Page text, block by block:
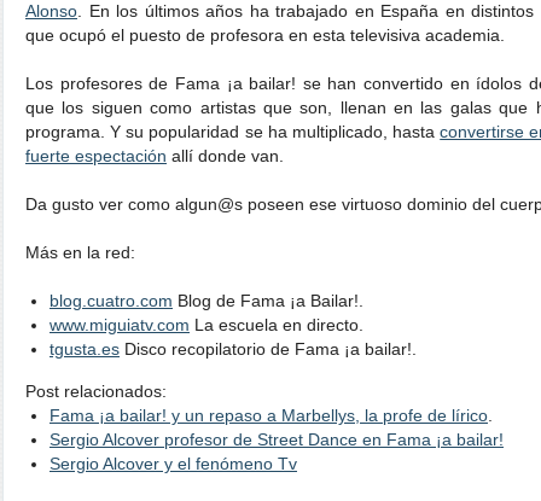
Alonso . En los últimos años ha trabajado en España en
que ocupó el puesto de profesora en esta televisiva academia.
Los profesores de Fama ¡a bailar! se han convertido en ídolos
que los siguen como artistas que son, llenan en las galas que
programa. Y su popularidad se ha multiplicado, hastaconvertirse
fuerte espectación allí donde van.
Da gusto ver como algun@s poseen ese virtuoso dominio del
Más en la red:
blog.cuatro.com Blog de Fama ¡a Bailar!.
www.miguiatv.com La escuela en directo.
tgusta.es Disco recopilatorio de Fama ¡a bailar!.
Post relacionados:
Fama ¡a bailar! y un repaso a Marbellys, la profe de lírico
Sergio Alcover profesor de Street Dance en Fama ¡a bailar!
Sergio Alcover y el fenómeno Tv